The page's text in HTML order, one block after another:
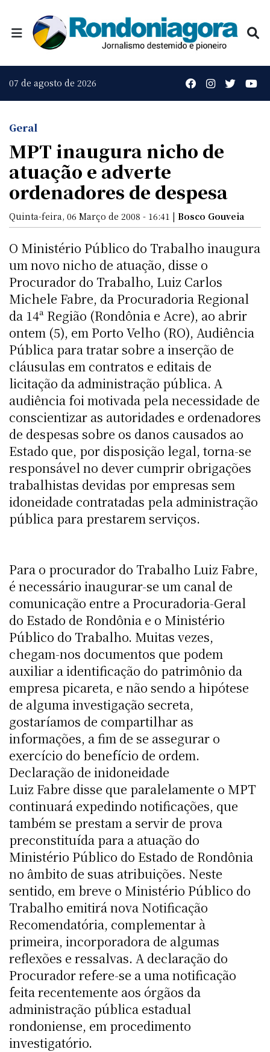
07 de agosto de 2026
Geral
MPT inaugura nicho de
atuação e adverte
ordenadores de despesa
Quinta-feira, 06 Março de 2008 - 16:41 | Bosco Gouveia
O Ministério Público do Trabalho inaugura
um novo nicho de atuação, disse o
Procurador do Trabalho, Luiz Carlos
Michele Fabre, da Procuradoria Regional
da 14ª Região (Rondônia e Acre), ao abrir
ontem (5), em Porto Velho (RO), Audiência
Pública para tratar sobre a inserção de
cláusulas em contratos e editais de
licitação da administração pública. A
audiência foi motivada pela necessidade de
conscientizar as autoridades e ordenadores
de despesas sobre os danos causados ao
Estado que, por disposição legal, torna-se
responsável no dever cumprir obrigações
trabalhistas devidas por empresas sem
idoneidade contratadas pela administração
pública para prestarem serviços.
Para o procurador do Trabalho Luiz Fabre,
é necessário inaugurar-se um canal de
comunicação entre a Procuradoria-Geral
do Estado de Rondônia e o Ministério
Público do Trabalho. Muitas vezes,
chegam-nos documentos que podem
auxiliar a identificação do patrimônio da
empresa picareta, e não sendo a hipótese
de alguma investigação secreta,
gostaríamos de compartilhar as
informações, a fim de se assegurar o
exercício do benefício de ordem.
Declaração de inidoneidade
Luiz Fabre disse que paralelamente o MPT
continuará expedindo notificações, que
também se prestam a servir de prova
preconstituída para a atuação do
Ministério Público do Estado de Rondônia
no âmbito de suas atribuições. Neste
sentido, em breve o Ministério Público do
Trabalho emitirá nova Notificação
Recomendatória, complementar à
primeira, incorporadora de algumas
reflexões e ressalvas. A declaração do
Procurador refere-se a uma notificação
feita recentemente aos órgãos da
administração pública estadual
rondoniense, em procedimento
investigatório.